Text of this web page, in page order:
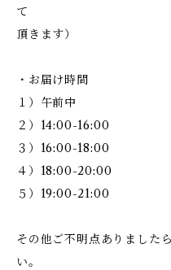
て
頂きます）
・お届け時間
１）午前中
２）14:00-16:00
３）16:00-18:00
４）18:00-20:00
５）19:00-21:00
その他ご不明点ありました
い。